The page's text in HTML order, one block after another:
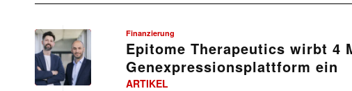
Finanzierung
Epitome Therapeutics wirbt 4
Genexpressionsplattform ein
ARTIKEL